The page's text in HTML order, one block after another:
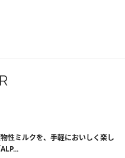
性ミルクを、手軽においしく楽し